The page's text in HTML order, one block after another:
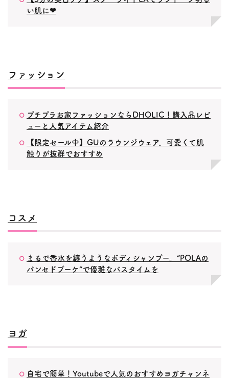
い肌に❤︎
ファッション
プチプラお家ファッションならDHOLIC！購入品レビ
ューと人気アイテム紹介
【限定セール中】GUのラウンジウェア、可愛くて肌
触りが抜群でおすすめ
コスメ
まるで香水を纏うようなボディシャンプー。”POLAの
パンセドブーケ”で優雅なバスタイムを
ヨガ
自宅で簡単！Youtubeで人気のおすすめヨガチャンネ